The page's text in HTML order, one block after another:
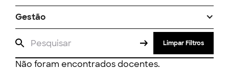
Gestão
Limpar Filtros
Não foram encontrados docentes.